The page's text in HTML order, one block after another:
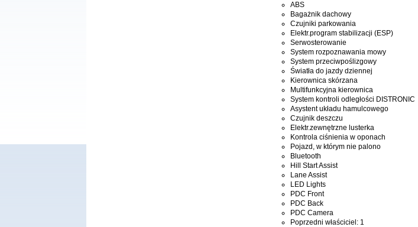
ABS
Bagażnik dachowy
Czujniki parkowania
Elektr.program stabilizacji (ESP)
Serwosterowanie
System rozpoznawania mowy
System przeciwpoślizgowy
Światła do jazdy dziennej
Kierownica skórzana
Multifunkcyjna kierownica
System kontroli odległości DISTRONIC
Asystent układu hamulcowego
Czujnik deszczu
Elektr.zewnętrzne lusterka
Kontrola ciśnienia w oponach
Pojazd, w którym nie palono
Bluetooth
Hill Start Assist
Lane Assist
LED Lights
PDC Front
PDC Back
PDC Camera
Poprzedni właściciel: 1